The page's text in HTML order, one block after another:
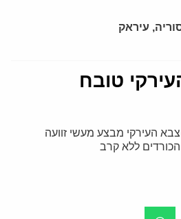
, עיראק
טובח
העירקי מבצע מעשי זוועה
ללא קרב